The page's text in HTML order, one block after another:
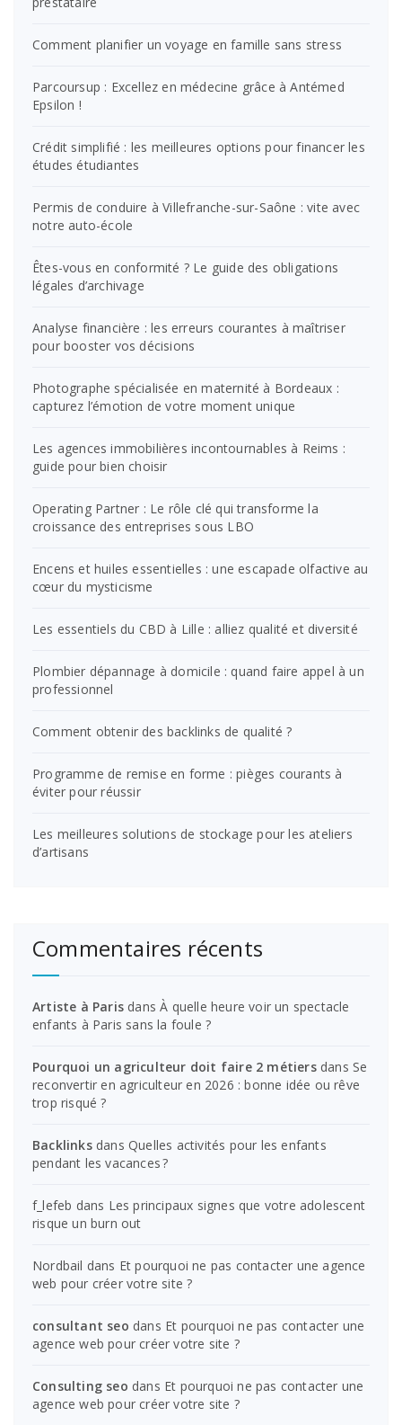
Comment planifier un voyage en famille sans stress
Parcoursup : Excellez en médecine grâce à Antémed
Epsilon !
Crédit simplifié : les meilleures options pour financer les
études étudiantes
Permis de conduire à Villefranche-sur-Saône : vite avec
notre auto-école
Êtes-vous en conformité ? Le guide des obligations
légales d’archivage
Analyse financière : les erreurs courantes à maîtriser
pour booster vos décisions
Photographe spécialisée en maternité à Bordeaux :
capturez l’émotion de votre moment unique
Les agences immobilières incontournables à Reims :
guide pour bien choisir
Operating Partner : Le rôle clé qui transforme la
croissance des entreprises sous LBO
Encens et huiles essentielles : une escapade olfactive au
cœur du mysticisme
Les essentiels du CBD à Lille : alliez qualité et diversité
Plombier dépannage à domicile : quand faire appel à un
professionnel
Comment obtenir des backlinks de qualité ?
Programme de remise en forme : pièges courants à
éviter pour réussir
Les meilleures solutions de stockage pour les ateliers
d’artisans
Commentaires récents
Artiste à Paris dansÀ quelle heure voir un spectacle
enfants à Paris sans la foule ?
Pourquoi un agriculteur doit faire 2 métiersdans Se
reconvertir en agriculteur en 2026 : bonne idée ou rêve
trop risqué ?
BacklinksdansQuelles activités pour les enfants
pendant les vacances ?
f_lefeb dans Les principaux signes que votre adolescent
risque un burn out
Nordbail dans Et pourquoi ne pas contacter une agence
web pour créer votre site ?
consultant seo dans Et pourquoi ne pas contacter une
agence web pour créer votre site ?
Consulting seo dans Et pourquoi ne pas contacter une
agence web pour créer votre site ?